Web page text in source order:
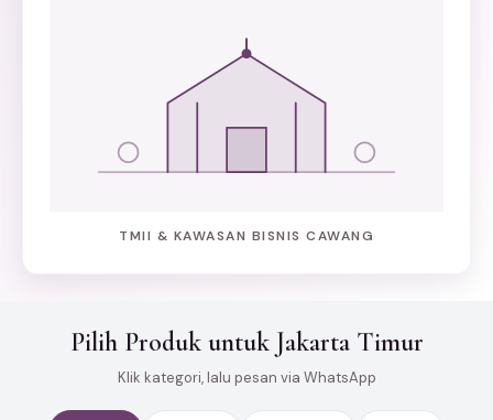
TMII & KAWASAN BISNIS CAWANG
Pilih Produk untuk Jakarta Timur
Klik kategori, lalu pesan via WhatsApp